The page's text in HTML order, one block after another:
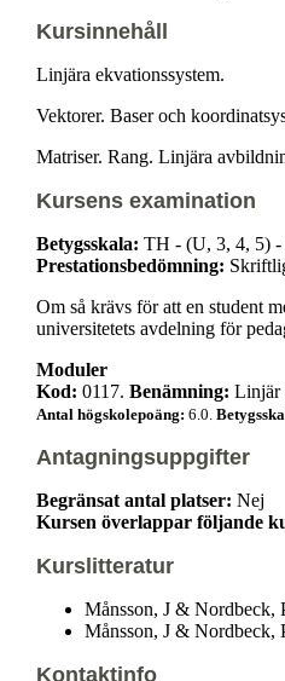
Kursinnehåll
Linjära ekvationssystem.
Vektorer. Baser och
Matriser. Rang. Linjära
Kursens examination
Betygsskala: TH - (U, 3, 4, 5) -
Prestationsbedömning:
Om så krävs för att en student
universitetets avdelning för
Moduler
Kod: 0117. Benämning: Linjär
Antal högskolepoäng: 6.0.
Antagningsuppgifter
Begränsat antal platser: Nej
Kursen överlappar följande
Kurslitteratur
Månsson, J & Nordbeck,
Månsson, J & Nordbeck,
Kontaktinfo